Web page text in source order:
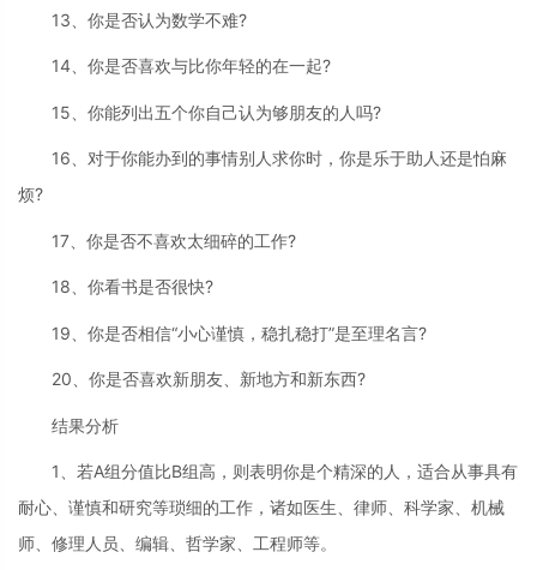
13、你是否认为数学不难?
14、你是否喜欢与比你年轻的在一起?
15、你能列出五个你自己认为够朋友的人吗?
16、对于你能办到的事情别人求你时，你是乐于助人还是怕麻
烦?
17、你是否不喜欢太细碎的工作?
18、你看书是否很快?
19、你是否相信“小心谨慎，稳扎稳打”是至理名言?
20、你是否喜欢新朋友、新地方和新东西?
结果分析
1、若A组分值比B组高，则表明你是个精深的人，适合从事具有
耐心、谨慎和研究等琐细的工作，诸如医生、律师、科学家、机械
师、修理人员、编辑、哲学家、工程师等。